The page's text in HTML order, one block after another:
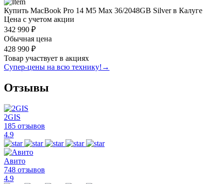
Купить MacBook Pro 14 M5 Max 36/2048GB Silver в Калуге
Цена с учетом акции
342 990 ₽
Обычная цена
428 990 ₽
Товар участвует в акциях
Супер-цены на всю технику! →
Отзывы
2GIS
185 отзывов
4.9
Авито
748 отзывов
4.9